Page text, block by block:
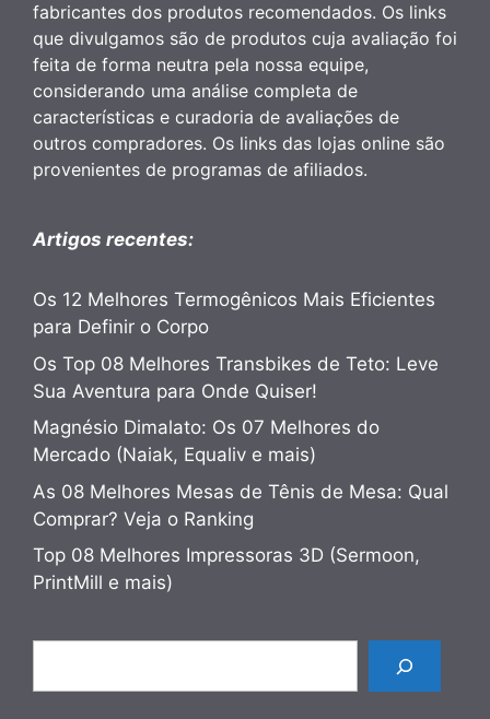
fabricantes dos produtos recomendados. Os links
que divulgamos são de produtos cuja avaliação foi
feita de forma neutra pela nossa equipe,
considerando uma análise completa de
características e curadoria de avaliações de
outros compradores. Os links das lojas online são
provenientes de programas de afiliados.
Artigos recentes:
Os 12 Melhores Termogênicos Mais Eficientes
para Definir o Corpo
Os Top 08 Melhores Transbikes de Teto: Leve
Sua Aventura para Onde Quiser!
Magnésio Dimalato: Os 07 Melhores do
Mercado (Naiak, Equaliv e mais)
As 08 Melhores Mesas de Tênis de Mesa: Qual
Comprar? Veja o Ranking
Top 08 Melhores Impressoras 3D (Sermoon,
PrintMill e mais)